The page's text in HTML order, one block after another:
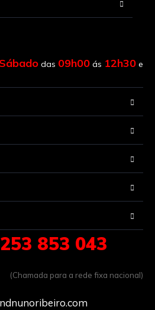
Sábado das 09h00 ás 12h30 e
853 043
(Chamada para a rede fixa nacional)